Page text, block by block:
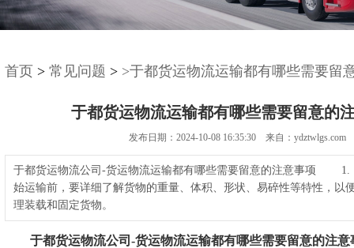
首页 > 常见问题 > >于都货运物流运输都有哪些需要留
于都货运物流运输都有哪些需要留意的
发布日期：2024-10-08 16:35:30 来自：ydztwlgs.com
于都货运物流公司-货运物流运输都有哪些需要留意的注意事项 1.
始运输前，要详细了解货物的重量、体积、形状、易碎性等特性，以
理装载和固定货物。
于都货运物流公司-货运物流运输都有哪些需要留意的注意